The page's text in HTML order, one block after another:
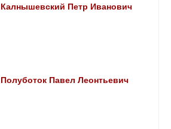
Калнышевский Петр Иванович
Полуботок Павел Леонтьевич